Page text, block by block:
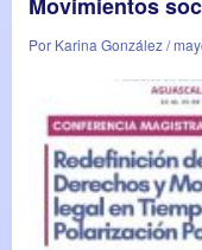
Por Karina González /